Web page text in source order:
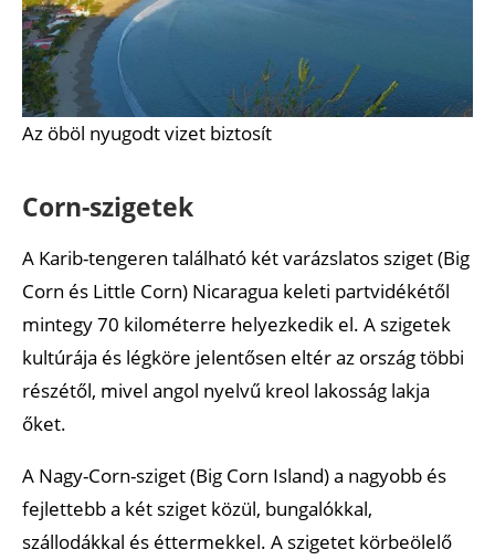
Az öböl nyugodt vizet biztosít
Corn-szigetek
A Karib-tengeren található két varázslatos sziget (Big
Corn és Little Corn) Nicaragua keleti partvidékétől
mintegy 70 kilométerre helyezkedik el. A szigetek
kultúrája és légköre jelentősen eltér az ország többi
részétől, mivel angol nyelvű kreol lakosság lakja
őket.
A Nagy-Corn-sziget (Big Corn Island) a nagyobb és
fejlettebb a két sziget közül, bungalókkal,
szállodákkal és éttermekkel. A szigetet körbeölelő